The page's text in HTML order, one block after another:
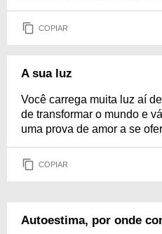
COPIAR
A sua luz
Você carrega muita luz aí
de transformar o mundo e
uma prova de amor a se
COPIAR
Autoestima, por onde